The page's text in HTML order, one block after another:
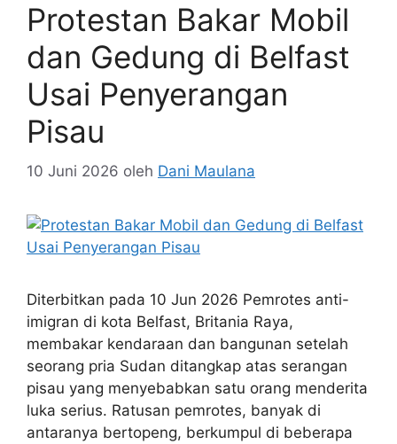
Protestan Bakar Mobil
dan Gedung di Belfast
Usai Penyerangan
Pisau
10 Juni 2026 oleh Dani Maulana
​Diterbitkan pada 10 Jun 2026 Pemrotes anti-
imigran di kota Belfast, Britania Raya,
membakar kendaraan dan bangunan setelah
seorang pria Sudan ditangkap atas serangan
pisau yang menyebabkan satu orang menderita
luka serius. Ratusan pemrotes, banyak di
antaranya bertopeng, berkumpul di beberapa